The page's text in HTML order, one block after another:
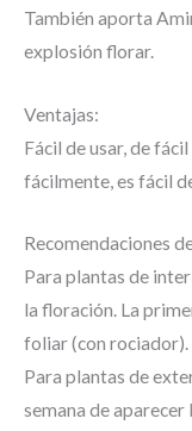
También aporta
explosión florar.
Ventajas:
Fácil de usar, de
fácilmente, es fácil
Recomendaciones
Para plantas de
la floración. La
foliar (con rociador).
Para plantas de
semana de